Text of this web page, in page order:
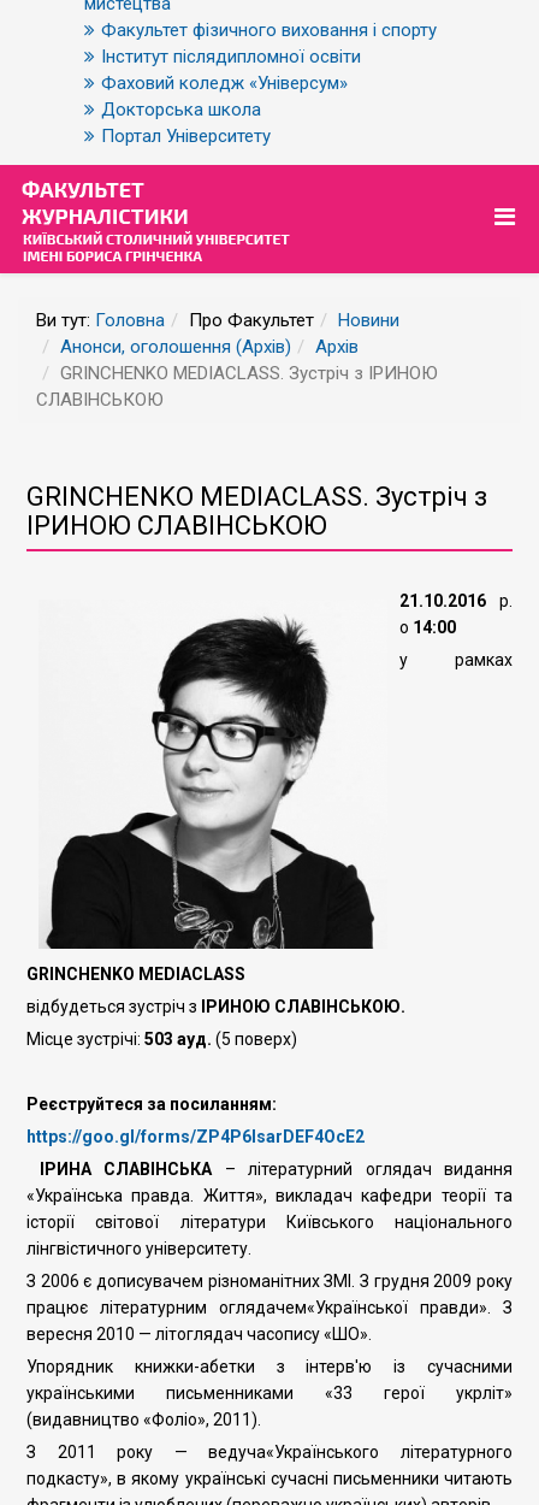
Факультет фізичного виховання і спорту
Інститут післядипломної освіти
Фаховий коледж «Універсум»
Докторська школа
Портал Університету
Ви тут: Головна Про Факультет
Новини
Анонси, оголошення (Архів)
Архів
GRINCHENKO MEDIACLASS. Зустріч з ІРИНОЮ
СЛАВІНСЬКОЮ
GRINCHENKO MEDIACLASS. Зустріч з
ІРИНОЮ СЛАВІНСЬКОЮ
21.10.2016 р.
о 14:00
у рамках
GRINCHENKO MEDIACLASS
відбудеться зустріч з
ІРИНОЮ СЛАВІНСЬКОЮ.
Місце зустрічі: 503 ауд. (5 поверх)
Реєструйтеся за посиланням:
https://goo.gl/forms/ZP4P6lsarDEF4OcE2
ІРИНА СЛАВІНСЬКА – літературний оглядач видання
«Українська правда. Життя», викладач кафедри теорії та
історії світової літератури Київського національного
лінгвістичного університету.
З 2006 є дописувачем різноманітних ЗМІ. З грудня 2009 року
працює літературним оглядачем«Української правди». З
вересня 2010 — літоглядач часопису «ШО».
Упорядник книжки-абетки з інтерв'ю із сучасними
українськими письменниками «33 герої укрліт»
(видавництво «Фоліо», 2011).
З 2011 року — ведуча«Українського літературного
подкасту», в якому українські сучасні письменники читають